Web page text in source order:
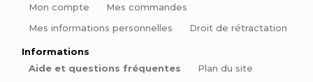
Mon compte
Mes commandes
Mes informations personnelles
Droit de rétractation
Informations
Aide et questions fréquentes
Plan du site